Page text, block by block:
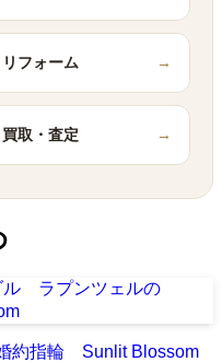
リフォーム →
買取・査定 →
約指輪 Sunlit Blossom